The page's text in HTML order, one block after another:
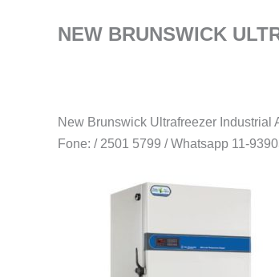
NEW BRUNSWICK
New Brunswick Ultrafreezer
Fone: / 2501 5799 / Whatsapp 11-